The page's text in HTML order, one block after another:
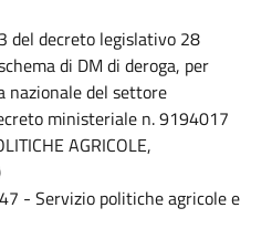
del decreto legislativo 28
di DM di deroga, per
nazionale del settore
ministeriale n. 9194017
AGRICOLE,
- Servizio politiche agricole e